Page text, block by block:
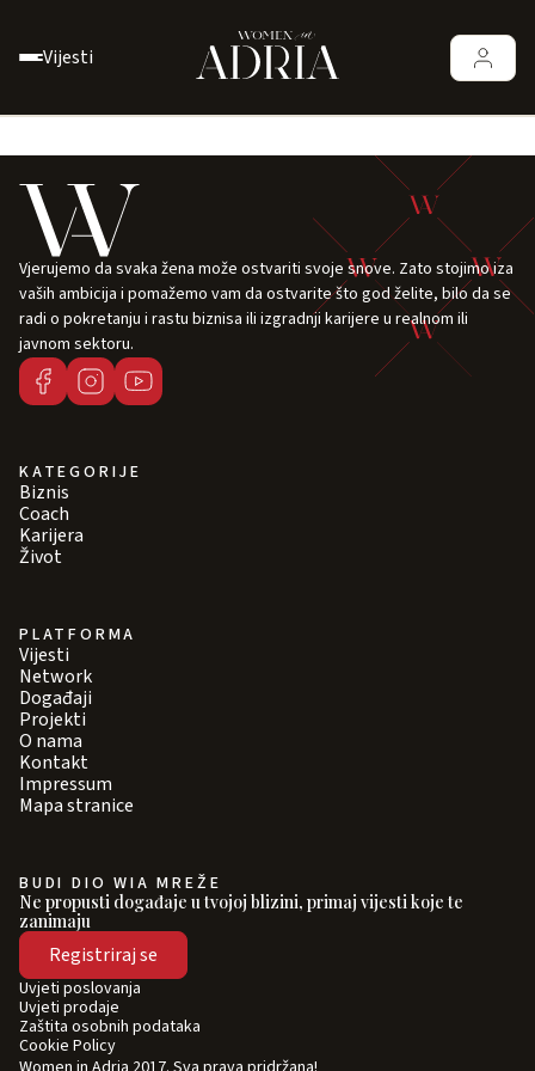
Vijesti
Vjerujemo da svaka žena može ostvariti svoje snove. Zato stojimo iza
vaših ambicija i pomažemo vam da ostvarite što god želite, bilo da se
radi o pokretanju i rastu biznisa ili izgradnji karijere u realnom ili
javnom sektoru.
KATEGORIJE
Biznis
Coach
Karijera
Život
PLATFORMA
Vijesti
Network
Događaji
Projekti
O nama
Kontakt
Impressum
Mapa stranice
BUDI DIO WIA MREŽE
Ne propusti događaje u tvojoj blizini, primaj vijesti koje te
zanimaju
Registriraj se
Uvjeti poslovanja
Uvjeti prodaje
Zaštita osobnih podataka
Cookie Policy